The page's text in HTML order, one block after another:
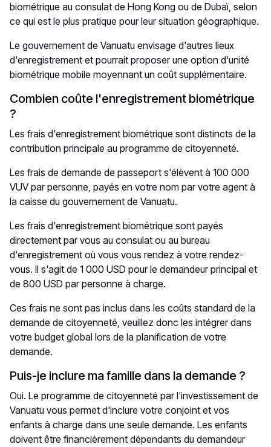
biométrique au consulat de Hong Kong ou de Dubaï, selon
ce qui est le plus pratique pour leur situation géographique.
Le gouvernement de Vanuatu envisage d'autres lieux
d'enregistrement et pourrait proposer une option d'unité
biométrique mobile moyennant un coût supplémentaire.
Combien coûte l'enregistrement biométrique
?
Les frais d'enregistrement biométrique sont distincts de la
contribution principale au programme de citoyenneté.
Les frais de demande de passeport s'élèvent à 100 000
VUV par personne, payés en votre nom par votre agent à
la caisse du gouvernement de Vanuatu.
Les frais d'enregistrement biométrique sont payés
directement par vous au consulat ou au bureau
d'enregistrement où vous vous rendez à votre rendez-
vous. Il s'agit de 1 000 USD pour le demandeur principal et
de 800 USD par personne à charge.
Ces frais ne sont pas inclus dans les coûts standard de la
demande de citoyenneté, veuillez donc les intégrer dans
votre budget global lors de la planification de votre
demande.
Puis-je inclure ma famille dans la demande ?
Oui. Le programme de citoyenneté par l'investissement de
Vanuatu vous permet d'inclure votre conjoint et vos
enfants à charge dans une seule demande. Les enfants
doivent être financièrement dépendants du demandeur